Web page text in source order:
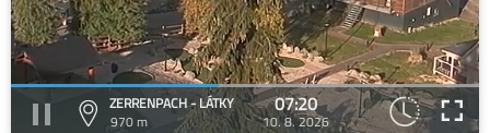
ZERRENPACH - LÁTKY
970 m
07:20
10. 8. 2026